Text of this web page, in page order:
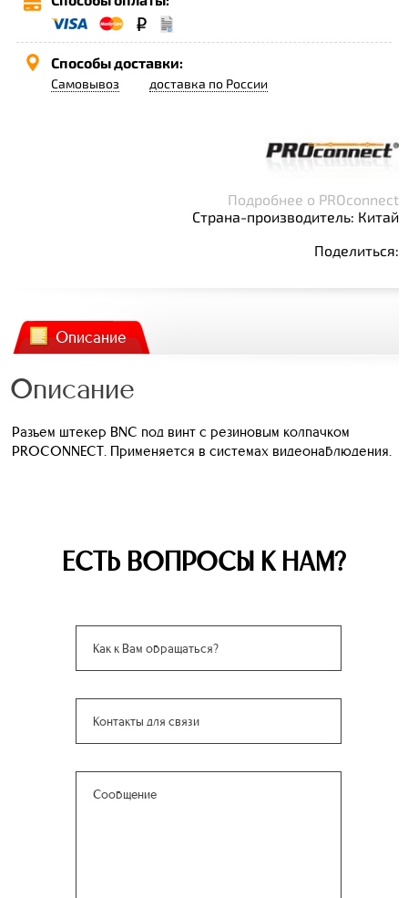
Способы доставки:
Самовывоз доставка по России
Подробнее о PROconnect
Страна-производитель: Китай
Поделиться:
Описание
Описание
Разъем штекер BNC под винт с резиновым колпачком
PROCONNECT. Применяется в системах видеонаблюдения.
ЕСТЬ ВОПРОСЫ К НАМ?